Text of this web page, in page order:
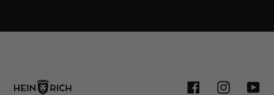
FacebookInstagram